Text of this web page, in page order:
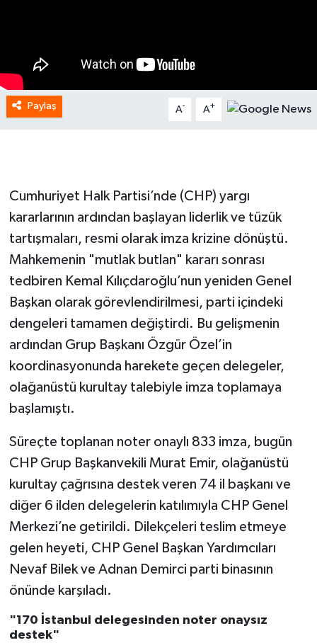
Paylaş A- A+
Cumhuriyet Halk Partisi’nde (CHP) yargı
kararlarının ardından başlayan liderlik ve tüzük
tartışmaları, resmi olarak imza krizine dönüştü.
Mahkemenin "mutlak butlan" kararı sonrası
tedbiren Kemal Kılıçdaroğlu’nun yeniden Genel
Başkan olarak görevlendirilmesi, parti içindeki
dengeleri tamamen değiştirdi. Bu gelişmenin
ardından Grup Başkanı Özgür Özel’in
koordinasyonunda harekete geçen delegeler,
olağanüstü kurultay talebiyle imza toplamaya
başlamıştı.
Süreçte toplanan noter onaylı 833 imza, bugün
CHP Grup Başkanvekili Murat Emir, olağanüstü
kurultay çağrısına destek veren 74 il başkanı ve
diğer 6 ilden delegelerin katılımıyla CHP Genel
Merkezi’ne getirildi. Dilekçeleri teslim etmeye
gelen heyeti, CHP Genel Başkan Yardımcıları
Nevaf Bilek ve Adnan Demirci parti binasının
önünde karşıladı.
"170 İstanbul delegesinden noter onaysız
destek"